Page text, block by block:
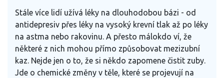
Stále více lidí užívá léky na dlouhodobou bázi - od
antidepresiv přes léky na vysoký krevní tlak až po léky
na astma nebo rakovinu. A přesto málokdo ví, že
některé z nich mohou přímo způsobovat mezizubní
kaz. Nejde jen o to, že si někdo zapomene čistit zuby.
Jde o chemické změny v těle, které se projevují na